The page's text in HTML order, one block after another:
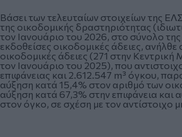
Βάσει των τελευταίων στοιχείων της
της οικοδομικής δραστηριότητας
τον Ιανουάριο του 2026, στο σύνολο
εκδοθείσες οικοδομικές άδειες, ανήλθε
οικοδομικές άδειες (271 στην
τον Ιανουάριο του 2025), που
επιφάνειας και 2.612.547 m³ όγκου,
αύξηση κατά 15,4% στον αριθμό των
αύξηση κατά 67,3% στην επιφάνεια και
στον όγκο, σε σχέση με τον αντίστοιχο